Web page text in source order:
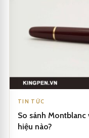
TIN TỨC
So sánh
hiệu nào?